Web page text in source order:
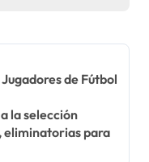
de Fútbol
la selección
eliminatorias para